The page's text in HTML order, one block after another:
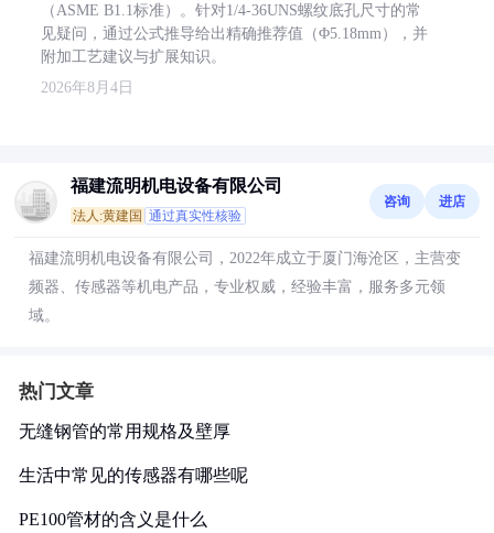
（ASME B1.1标准）。针对1/4-36UNS螺纹底孔尺寸的常
见疑问，通过公式推导给出精确推荐值（Φ5.18mm），并
附加工艺建议与扩展知识。
2026年8月4日
福建流明机电设备有限公司
法人:黄建国 通过真实性核验
咨询 进店
福建流明机电设备有限公司，2022年成立于厦门海沧区，主营变
频器、传感器等机电产品，专业权威，经验丰富，服务多元领
域。
热门文章
无缝钢管的常用规格及壁厚
生活中常见的传感器有哪些呢
PE100管材的含义是什么